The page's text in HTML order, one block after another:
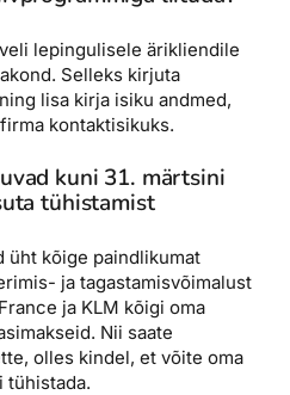
lepingulisele ärikliendile
Selleks kirjuta
ning lisa kirja isiku andmed,
kontaktisikuks.
kuni 31. märtsini
tühistamist
üht kõige paindlikumat
ja tagastamisvõimalust
ja KLM kõigi oma
Nii saate
olles kindel, et võite oma
tühistada.